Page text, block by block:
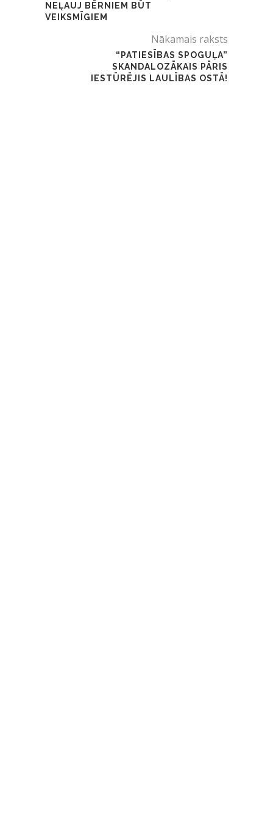
NEĻAUJ BĒRNIEM BŪT
VEIKSMĪGIEM
Nākamais raksts
“PATIESĪBAS SPOGUĻA”
SKANDALOZĀKAIS PĀRIS
IESTŪRĒJIS LAULĪBAS OSTĀ!